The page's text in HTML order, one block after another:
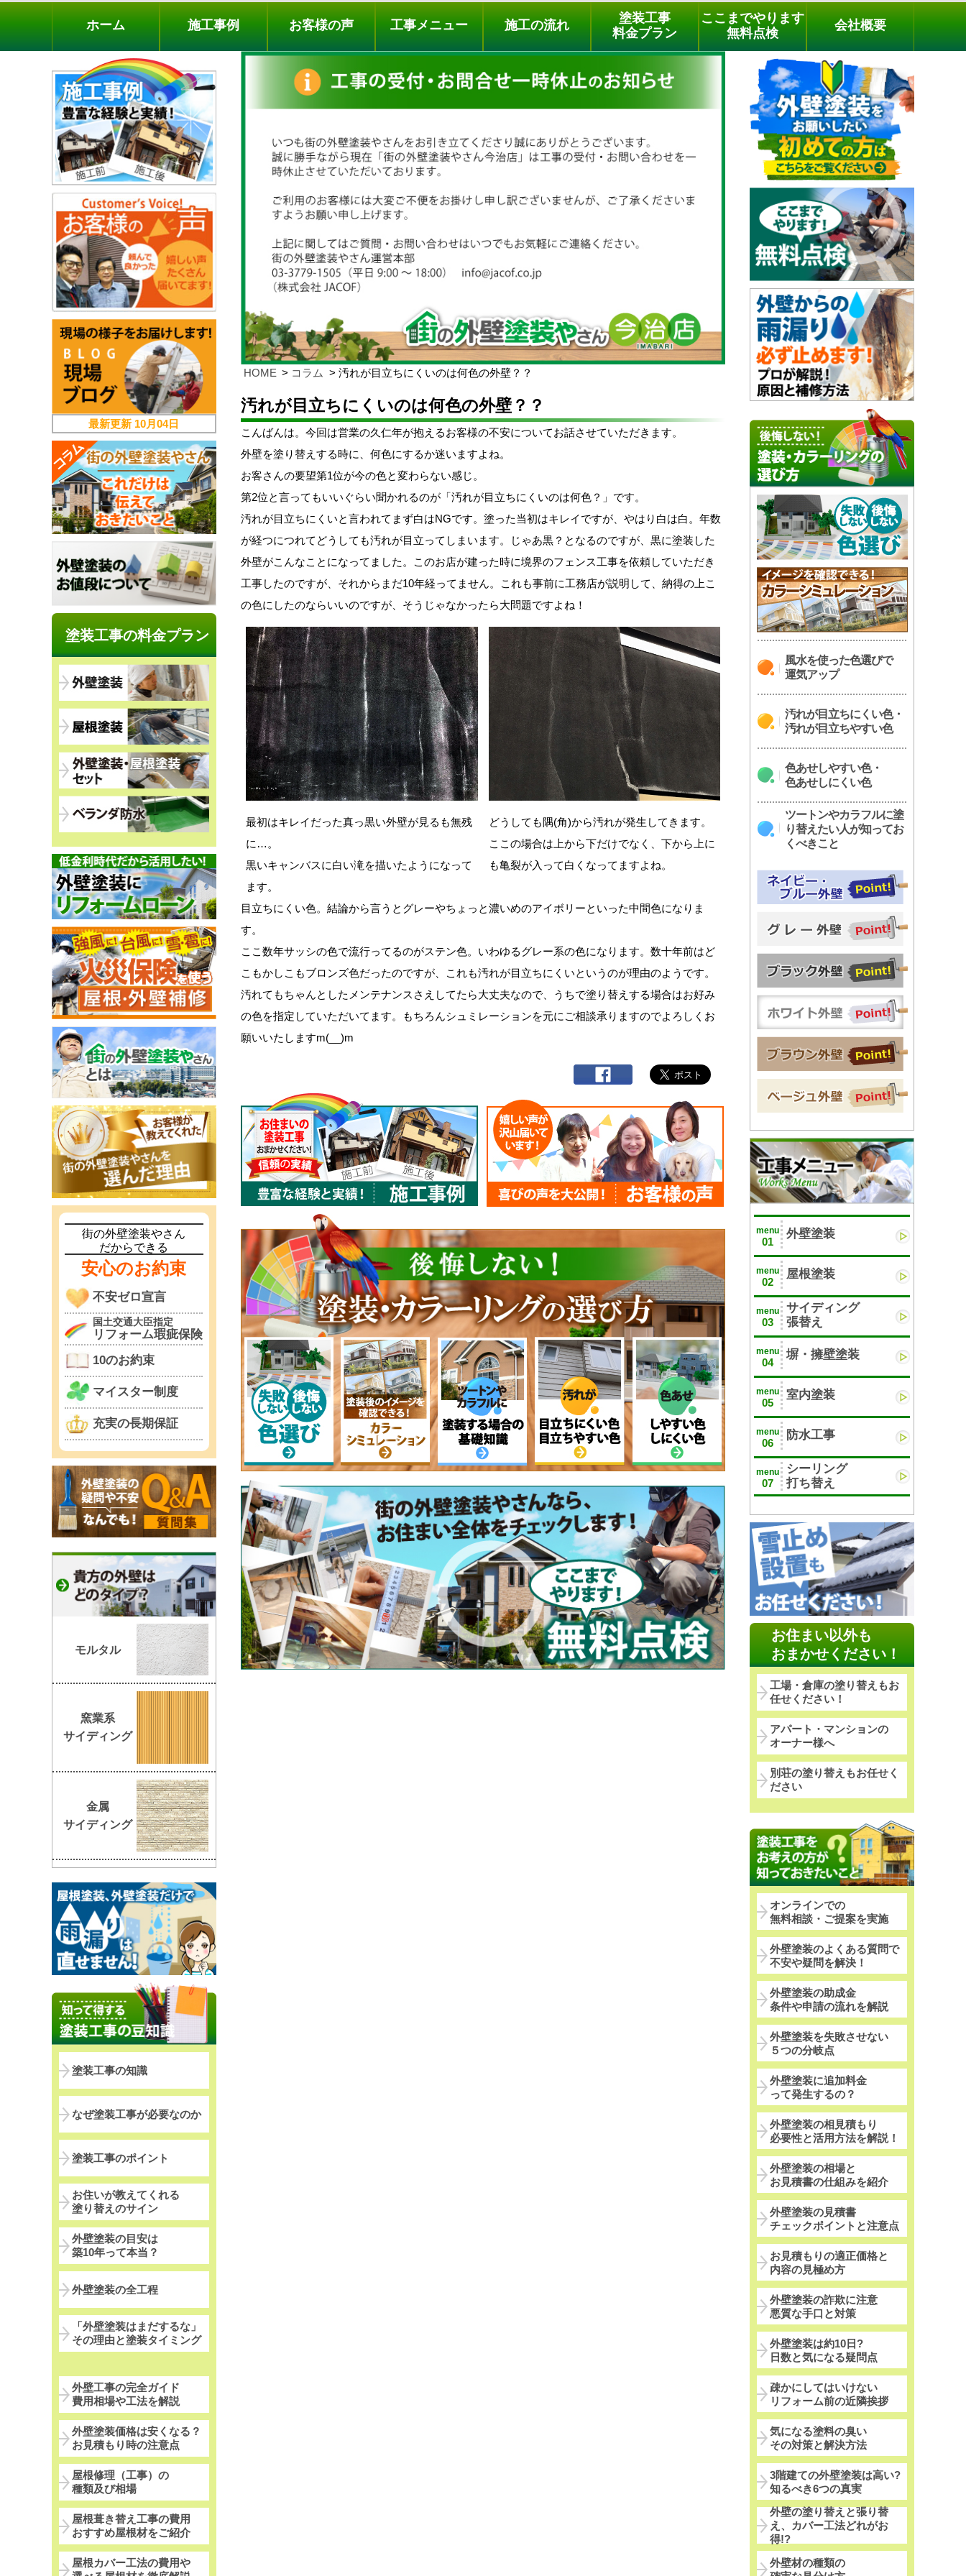
料金プラン 無料点検
電話でのご相談
[9時～18時まで受付中]
phone03-3779-1505
ホーム 施工事例 お客様の声 工事メニュー 施工の流れ
塗装工事
料金プラン
ここまでやります
無料点検
会社概要
HOME コラム 汚れが目立ちにくいのは何色の外壁？？
汚れが目立ちにくいのは何色の外壁？？
こんばんは。今回は営業の久仁年が抱えるお客様の不安についてお話させていただきます。
外壁を塗り替えする時に、何色にするか迷いますよね。
お客さんの要望第1位が今の色と変わらない感じ。
第2位と言ってもいいぐらい聞かれるのが「汚れが目立ちにくいのは何色？」です。
汚れが目立ちにくいと言われてまず白はNGです。塗った当初はキレイですが、やはり白は白。年数
が経つにつれてどうしても汚れが目立ってしまいます。じゃあ黒？となるのですが、黒に塗装した
外壁がこんなことになってました。このお店が建った時に境界のフェンス工事を依頼していただき
工事したのですが、それからまだ10年経ってません。これも事前に工務店が説明して、納得の上こ
の色にしたのならいいのですが、そうじゃなかったら大問題ですよね！
最初はキレイだった真っ黒い外壁が見るも無残
に…。
黒いキャンバスに白い滝を描いたようになって
ます。
どうしても隅(角)から汚れが発生してきます。
ここの場合は上から下だけでなく、下から上に
も亀裂が入って白くなってますよね。
目立ちにくい色。結論から言うとグレーやちょっと濃いめのアイボリーといった中間色になりま
す。
ここ数年サッシの色で流行ってるのがステン色。いわゆるグレー系の色になります。数十年前はど
こもかしこもブロンズ色だったのですが、これも汚れが目立ちにくいというのが理由のようです。
汚れてもちゃんとしたメンテナンスさえしてたら大丈夫なので、うちで塗り替えする場合はお好み
の色を指定していただいてます。もちろんシュミレーションを元にご相談承りますのでよろしくお
願いいたしますm(__)m
風水を使った色選びで
運気アップ
汚れが目立ちにくい色・
汚れが目立ちやすい色
色あせしやすい色・
色あせしにくい色
ツートンやカラフルに塗
り替えたい人が知ってお
くべきこと
menu
01
外壁塗装
menu
02
屋根塗装
menu
03
サイディング
張替え
menu
04
塀・擁壁塗装
menu
05
室内塗装
menu
06
防水工事
menu
07
シーリング
打ち替え
お住まい以外も
おまかせください！
工場・倉庫の塗り替えもお
任せください！
アパート・マンションの
オーナー様へ
別荘の塗り替えもお任せく
ださい
オンラインでの
無料相談・ご提案を実施
外壁塗装のよくある質問で
不安や疑問を解決！
外壁塗装の助成金
条件や申請の流れを解説
外壁塗装を失敗させない
５つの分岐点
外壁塗装に追加料金
って発生するの？
外壁塗装の相見積もり
必要性と活用方法を解説！
外壁塗装の相場と
お見積書の仕組みを紹介
外壁塗装の見積書
チェックポイントと注意点
お見積もりの適正価格と
内容の見極め方
外壁塗装の詐欺に注意
悪質な手口と対策
外壁塗装は約10日?
日数と気になる疑問点
疎かにしてはいけない
リフォーム前の近隣挨拶
気になる塗料の臭い
その対策と解決方法
3階建ての外壁塗装は高い?
知るべき6つの真実
外壁の塗り替えと張り替
え、カバー工法どれがお
得!?
外壁材の種類の
最新更新 10月04日
塗装工事の料金プラン
街の外壁塗装やさん
だからできる
安心のお約束
不安ゼロ宣言
国土交通大臣指定
リフォーム瑕疵保険
10のお約束
マイスター制度
充実の長期保証
モルタル
窯業系
サイディング
金属
サイディング
塗装工事の知識
なぜ塗装工事が必要なのか
塗装工事のポイント
お住いが教えてくれる
塗り替えのサイン
外壁塗装の目安は
築10年って本当？
外壁塗装の全工程
「外壁塗装はまだするな」
その理由と塗装タイミング
外壁工事の完全ガイド
費用相場や工法を解説
外壁塗装価格は安くなる？
お見積もり時の注意点
屋根修理（工事）の
種類及び相場
屋根葺き替え工事の費用
おすすめ屋根材をご紹介
屋根カバー工法の費用や